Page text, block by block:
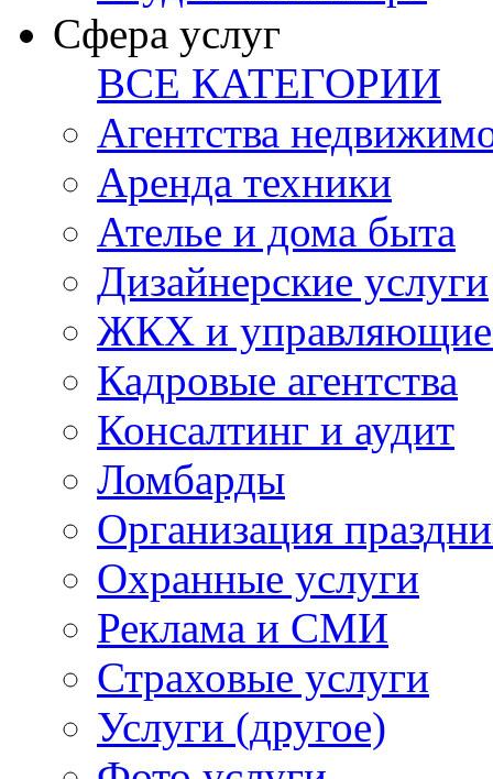
Сфера услуг
ВСЕ КАТЕГОРИИ
Агентства
Аренда техники
Ателье и дома быта
Дизайнерские услуги
ЖКХ и управляющие
Кадровые агентства
Консалтинг и аудит
Ломбарды
Организация
Охранные услуги
Реклама и СМИ
Страховые услуги
Услуги (другое)